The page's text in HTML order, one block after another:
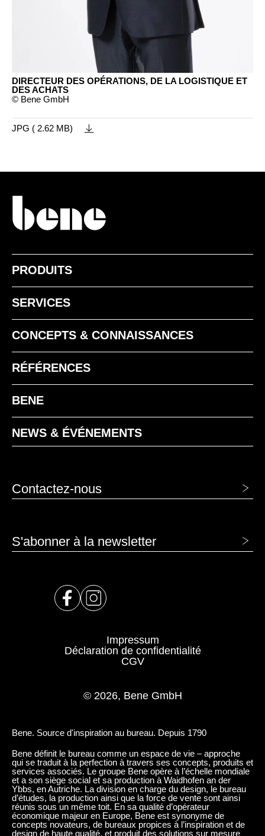
DIRECTEUR DES OPÉRATIONS, DE LA LOGISTIQUE ET
DES ACHATS
© Bene GmbH
JPG ( 2.62 MB)
PRODUITS
SERVICES
CONCEPTS & CONNAISSANCES
RÉFÉRENCES
BENE
NEWS & ÉVÉNEMENTS
Contactez-nous
S'abonner à la newsletter
© 2026, Bene GmbH
Impressum
Déclaration de confidentialité
CGV
Bene. Source d'inspiration au bureau. Depuis 1790
Bene définit le bureau comme un espace de vie – approche
qui se traduit à la perfection à travers ses concepts, produits et
services associés. Le groupe Bene opère à l’échelle mondiale
et a son siège social et sa production à Waidhofen an der
Ybbs, en Autriche. La division en charge du design, le bureau
d’études, la production ainsi que la force de vente sont ainsi
réunis sous un même toit. En sa qualité d’opérateur
économique majeur en Europe, Bene est synonyme de
concepts novateurs, de bureaux propices à l’inspiration et de
design de haute qualité, et produit des solutions sur mesure